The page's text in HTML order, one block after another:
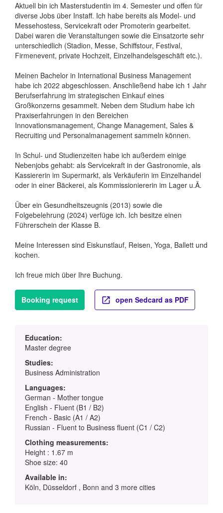
Aktuell bin ich Masterstudentin im 4. Semester und offen für
diverse Jobs über Instaff. Ich habe bereits als Model- und
Messehostess, Servicekraft oder Promoterin gearbeitet.
Dabei waren die Veranstaltungen sowie die Einsatzorte sehr
unterschiedlich (Stadion, Messe, Schiffstour, Festival,
Firmenevent, private Hochzeit, Einzelhandelsgeschäft etc.).
Meinen Bachelor in International Business Management
habe ich 2022 abgeschlossen. Anschließend habe ich 1 Jahr
Berufserfahrung im strategischen Einkauf eines
Großkonzerns gesammelt. Neben dem Studium habe ich
Praxiserfahrungen in den Bereichen
Innovationsmanagement, Change Management, Sales &
Recruiting und Personalmanagement sammeln können.
In Schul- und Studienzeiten habe ich außerdem einige
Nebenjobs gehabt: als Servicekraft in der Gastronomie, als
Kassiererin im Supermarkt, als Verkäuferin im Einzelhandel
oder in einer Bäckerei, als Kommissioniererin im Lager u.Ä.
Über ein Gesundheitszeugnis (2013) sowie die
Folgebelehrung (2024) verfüge ich. Ich besitze einen
Führerschein der Klasse B.
Meine Interessen sind Eiskunstlauf, Reisen, Yoga, Ballett und
kochen.
Ich freue mich über Ihre Buchung.
Booking request open Sedcard as PDF
Education:
Master degree
Studies:
Business Administration
Languages:
German - Mother tongue
English - Fluent (B1 / B2)
French - Basic (A1 / A2)
Russian - Fluent to Business fluent (C1 / C2)
Clothing measurements:
Height : 1.67 m
Shoe size: 40
Available in:
Köln, Düsseldorf , Bonn and 3 more cities